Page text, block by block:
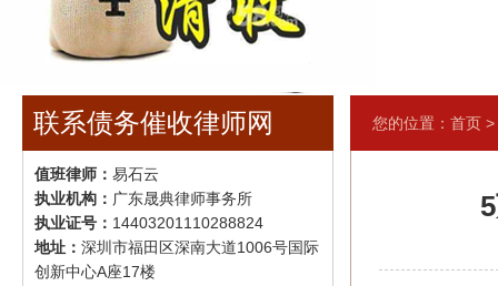
联系债务催收律师网
值班律师： 易石云
执业机构： 广东晟典律师事务所
执业证号： 14403201110288824
地址： 深圳市福田区深南大道1006号国际
创新中心A座17楼
您的位置： 首页 >